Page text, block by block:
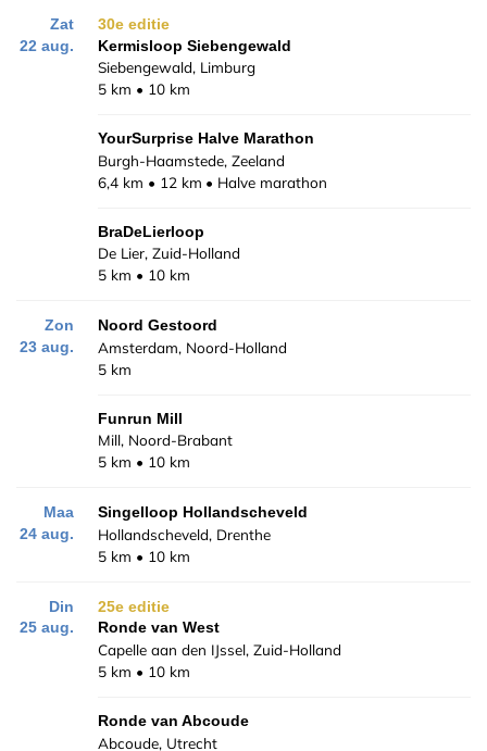
Zat
22 aug.
30e editie
Kermisloop Siebengewald
Siebengewald, Limburg
5 km
10 km
YourSurprise Halve Marathon
Burgh-Haamstede, Zeeland
6,4 km
12 km Halve marathon
BraDeLierloop
De Lier, Zuid-Holland
5 km
10 km
Zon
23 aug.
Noord Gestoord
Amsterdam, Noord-Holland
5 km
Funrun Mill
Mill, Noord-Brabant
5 km
10 km
Maa
24 aug.
Singelloop Hollandscheveld
Hollandscheveld, Drenthe
5 km
10 km
Din
25 aug.
25e editie
Ronde van West
Capelle aan den IJssel, Zuid-Holland
5 km
10 km
Ronde van Abcoude
Abcoude, Utrecht